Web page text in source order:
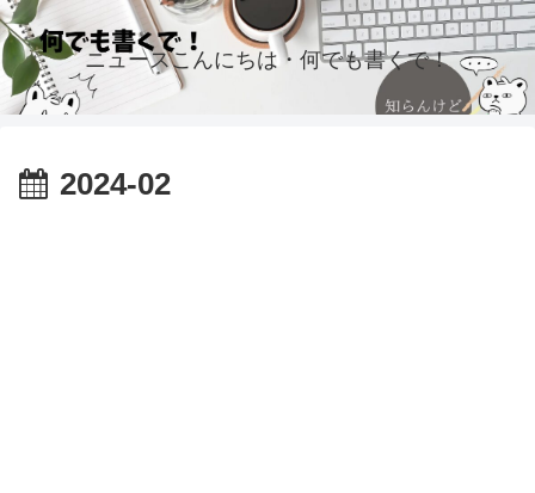
ニュースこんにちは・何でも書くで！
2024-02